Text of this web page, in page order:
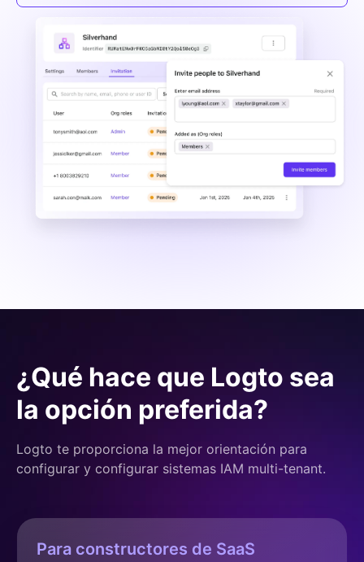
¿Qué hace que Logto sea
la opción preferida?
Logto te proporciona la mejor orientación para
configurar y configurar sistemas IAM multi-tenant.
Para constructores de SaaS